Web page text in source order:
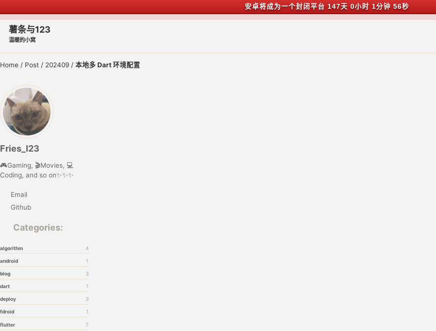
安卓将成为一个封闭平台 147天 0小时 1分钟 55秒
Skip to primary navigation
Skip to content
Skip to footer
薯条与123
温暖的小窝
Home / Post / 202409 / 本地多 Dart 环境配置
Fries_I23
🎮Gaming, 🎬Movies, 💻
Coding, and so on✨✨✨
Email
Github
Categories:
algorithm 4
android 1
blog 3
dart 1
deploy 3
fdroid 1
flutter 7